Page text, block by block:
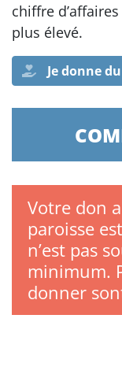
chiffre
plus élevé.
Je donne
Votre don
paroisse
n’est pas
minimum.
donner